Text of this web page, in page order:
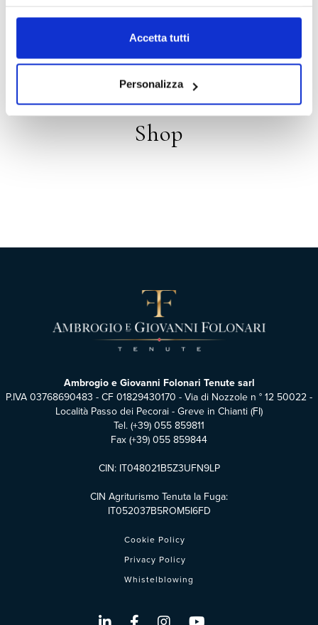
Accetta tutti
Personalizza
Distribution
Shop
Cookie Policy
Privacy Policy
Whistelblowing
Ambrogio e Giovanni Folonari Tenute sarl
P.IVA 03768690483 - CF 01829430170 - Via di Nozzole n ° 12 50022 -
Località Passo dei Pecorai - Greve in Chianti (FI)
Tel.(+39) 055 859811
Fax (+39) 055 859844
CIN: IT048021B5Z3UFN9LP
CIN Agriturismo Tenuta la Fuga:
IT052037B5ROM5I6FD